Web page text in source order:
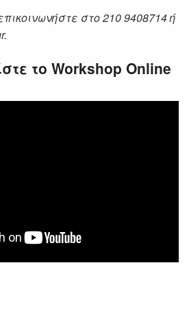
στο 210 9408714 ή
το Workshop Online